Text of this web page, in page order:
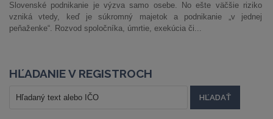
Slovenské podnikanie je výzva samo osebe. No ešte väčšie riziko
vzniká vtedy, keď je súkromný majetok a podnikanie „v jednej
peňaženke“. Rozvod spoločníka, úmrtie, exekúcia či...
HĽADANIE V REGISTROCH